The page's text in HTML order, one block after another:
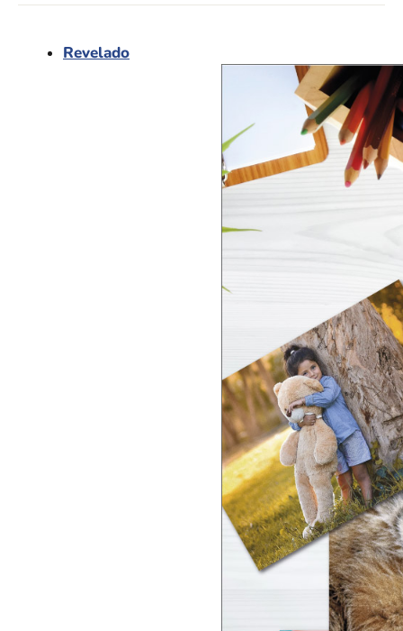
Revelado